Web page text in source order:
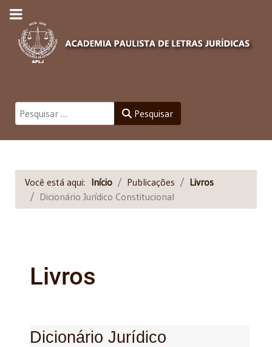
Pesquisar Pesquisar
Você está aqui: Início Publicações
Livros
Dicionário Jurídico Constitucional
Livros
Dicionário Jurídico